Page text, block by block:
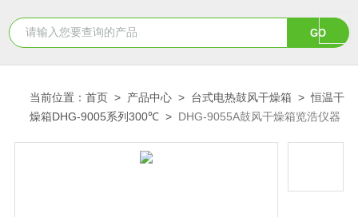
当前位置：首页 > 产品中心 > 台式电热鼓风干燥箱 >恒温干
燥箱DHG-9005系列300℃ > DHG-9055A鼓风干燥箱览浩仪器